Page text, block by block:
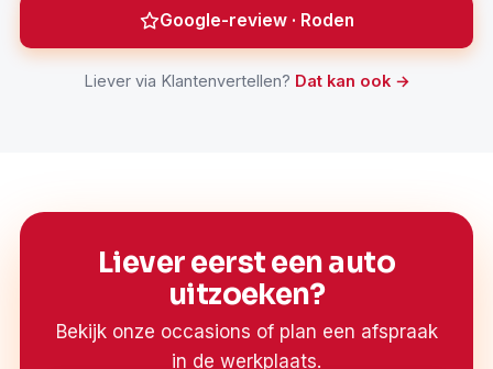
Google-review · Roden
Liever via Klantenvertellen? Dat kan ook →
Liever eerst een auto
uitzoeken?
Bekijk onze occasions of plan een afspraak
in de werkplaats.